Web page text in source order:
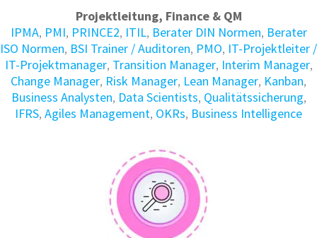
Projektleitung, Finance & QM
IPMA, PMI, PRINCE2, ITIL, Berater DIN Normen, Berater
ISO Normen, BSI Trainer / Auditoren, PMO, IT-Projektleiter /
IT-Projektmanager, Transition Manager, Interim Manager,
Change Manager, Risk Manager, Lean Manager, Kanban,
Business Analysten, Data Scientists, Qualitätssicherung,
IFRS, Agiles Management, OKRs, Business Intelligence